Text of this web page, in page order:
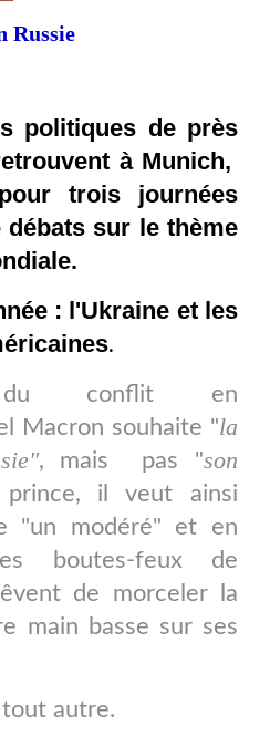
Russie
politiques de près
à Munich,
trois journées
débats sur le thème
: l'Ukraine et les
.
conflit en
Macron souhaite "la
, mais pas "son
il veut ainsi
"un modéré" et en
boutes-feux de
de morceler la
main basse sur ses
autre.